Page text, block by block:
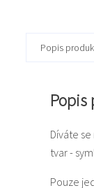
Popis
Popis
Díváte
tvar -
Pouze